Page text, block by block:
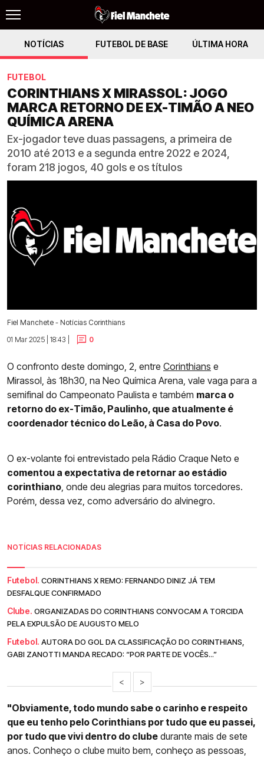
NOTÍCIAS FUTEBOL DE BASE ÚLTIMA HORA
FUTEBOL
CORINTHIANS X MIRASSOL: JOGO
MARCA RETORNO DE EX-TIMÃO A NEO
QUÍMICA ARENA
Ex-jogador teve duas passagens, a primeira de
2010 até 2013 e a segunda entre 2022 e 2024,
foram 218 jogos, 40 gols e os títulos
Fiel Manchete - Notícias Corinthians
01 Mar 2025 | 18:43 |
0
O confronto deste domingo, 2, entre Corinthians e
Mirassol, às 18h30, na Neo Química Arena, vale vaga para a
semifinal do Campeonato Paulista e também marca o
retorno do ex-Timão, Paulinho, que atualmente é
coordenador técnico do Leão, à Casa do Povo.
O ex-volante foi entrevistado pela Rádio Craque Neto e
comentou a expectativa de retornar ao estádio
corinthiano, onde deu alegrias para muitos torcedores.
Porém, dessa vez, como adversário do alvinegro.
NOTÍCIAS RELACIONADAS
Futebol. CORINTHIANS X REMO: FERNANDO DINIZ JÁ TEM
DESFALQUE CONFIRMADO
Clube. ORGANIZADAS DO CORINTHIANS CONVOCAM A TORCIDA
PELA EXPULSÃO DE AUGUSTO MELO
Futebol. AUTORA DO GOL DA CLASSIFICAÇÃO DO CORINTHIANS,
GABI ZANOTTI MANDA RECADO: “POR PARTE DE VOCÊS...”
< >
"Obviamente, todo mundo sabe o carinho e respeito
que eu tenho pelo Corinthians por tudo que eu passei,
por tudo que vivi dentro do clube durante mais de sete
anos. Conheço o clube muito bem, conheço as pessoas,